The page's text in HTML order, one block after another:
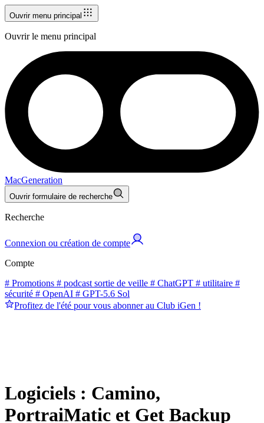
Ouvrir menu principal
Ouvrir le menu principal
MacGeneration
Ouvrir formulaire de recherche
Recherche
Connexion ou création de compte
Compte
# Promotions # podcast sortie de veille # ChatGPT # utilitaire #
sécurité # OpenAI # GPT-5.6 Sol
Profitez de l'été pour vous abonner au Club iGen !
Logiciels : Camino,
PortraiMatic et Get Backup